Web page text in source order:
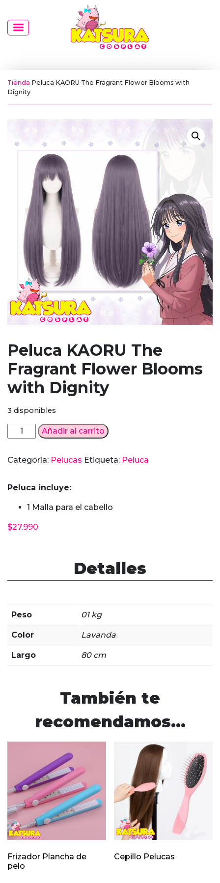
Tienda Peluca KAORU The Fragrant Flower Blooms with
Dignity
Peluca KAORU The
Fragrant Flower Blooms
with Dignity
$27.990
Peluca incluye:
1 Malla para el cabello
3 disponibles
Peluca
KAORU
Fragrant
Blooms
Dignity
cantidad
Añadir al carrito
Categoría: Pelucas Etiqueta: Peluca
Detalles
Peso 01 kg
Color Lavanda
Largo 80 cm
También te
recomendamos…
Frizador Plancha de
pelo
Cepillo Pelucas